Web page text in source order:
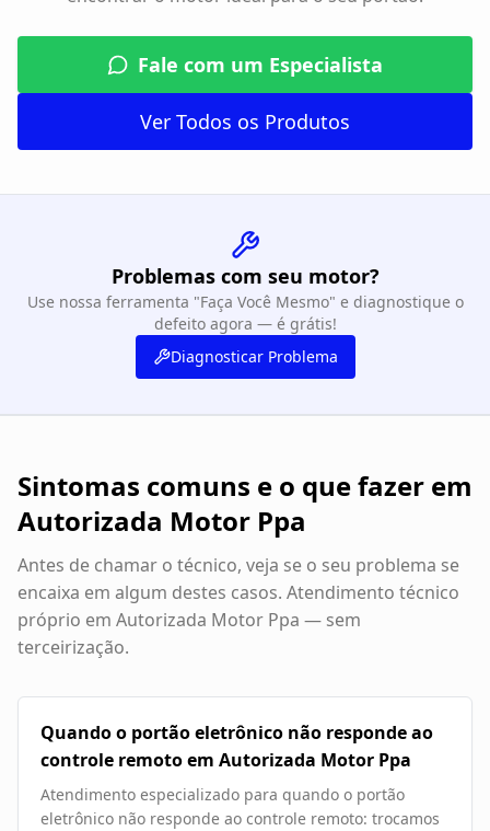
Fale com um Especialista
Ver Todos os Produtos
Problemas com seu motor?
Use nossa ferramenta "Faça Você Mesmo" e diagnostique o
defeito agora — é grátis!
Diagnosticar Problema
Sintomas comuns e o que fazer em
Autorizada Motor Ppa
Antes de chamar o técnico, veja se o seu problema se
encaixa em algum destes casos. Atendimento técnico
próprio em Autorizada Motor Ppa — sem
terceirização.
Quando o portão eletrônico não responde ao
controle remoto em Autorizada Motor Ppa
Atendimento especializado para quando o portão
eletrônico não responde ao controle remoto: trocamos